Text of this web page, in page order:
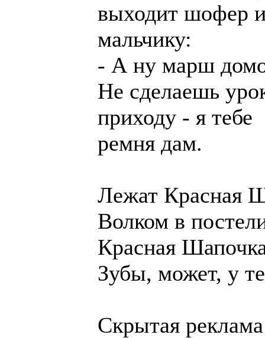
выходит шофер
мальчику:
- А ну марш
Hе сделаешь
приходу - я тебе
ремня дам.
Лежат Красная
Волком в
Красная
Зубы, может, у
Скрытая